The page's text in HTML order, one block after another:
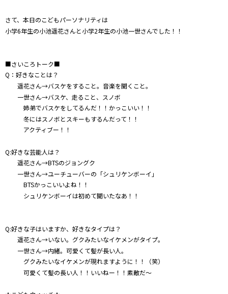
お問い合わせ
さて、本日のこどもパーソナリティは
小学6年生の小池遥花さんと小学2年生の小池一世さんでした！！
■さいころトーク■
Q：好きなことは？
遥花さん→バスケをすること。音楽を聞くこと。
一世さん→バスケ、走ること、スノボ
姉弟でバスケをしてるんだ！！かっこいい！！
冬にはスノボとスキーもするんだって！！
アクティブー！！
Q:好きな芸能人は？
遥花さん→BTSのジョングク
一世さん→ユーチューバーの「シュリケンボーイ」
BTSかっこいいよね！！
シュリケンボーイは初めて聞いたなあ！！
Q:好きな子はいますか、好きなタイプは？
遥花さん→いない。グクみたいなイケメンがタイプ。
一世さん→内緒。可愛くて髪が長い人。
グクみたいなイケメンが現れますように！！（笑）
可愛くて髪の長い人！！いいねー！！素敵だ～